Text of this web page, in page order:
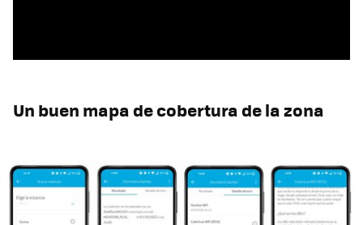
Un buen mapa de cobertura de la zona